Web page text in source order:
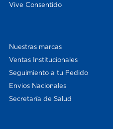
Vive Consentido
Nuestras marcas
Ventas Institucionales
Seguimiento a tu Pedido
Envios Nacionales
Secretaría de Salud